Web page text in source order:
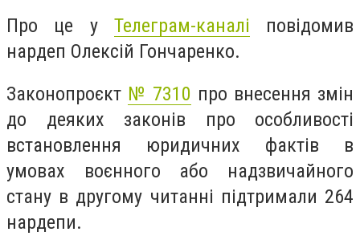
Про це у Телеграм-каналі повідомив
нардеп Олексій Гончаренко.
Законопроєкт № 7310 про внесення змін
до деяких законів про особливості
встановлення юридичних фактів в
умовах воєнного або надзвичайного
стану в другому читанні підтримали 264
нардепи.